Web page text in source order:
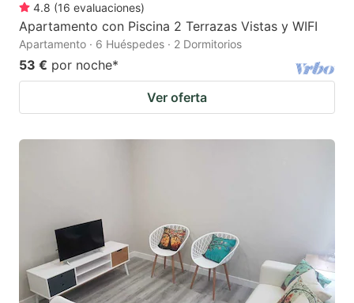
4.8 (16 evaluaciones)
Apartamento con Piscina 2 Terrazas Vistas y WIFI
Apartamento · 6 Huéspedes · 2 Dormitorios
53 € por noche*
Ver oferta